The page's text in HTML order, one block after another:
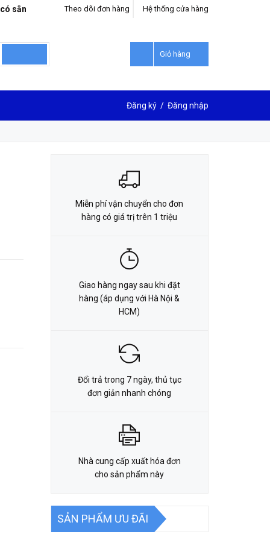
sẵn Hệ thống cửa hàng
Theo dõi đơn hàng
Giỏ hàng
Đăng ký / Đăng nhập
LIÊN HỆ ĐẶT HÀNG
Miễn phí vận chuyển cho đơn
hàng có giá trị trên 1 triệu
Giao hàng ngay sau khi đặt
hàng (áp dụng với Hà Nội &
HCM)
Đổi trả trong 7 ngày, thủ tục
đơn giản nhanh chóng
Nhà cung cấp xuất hóa đơn
cho sản phẩm này
SẢN PHẨM ƯU ĐÃI